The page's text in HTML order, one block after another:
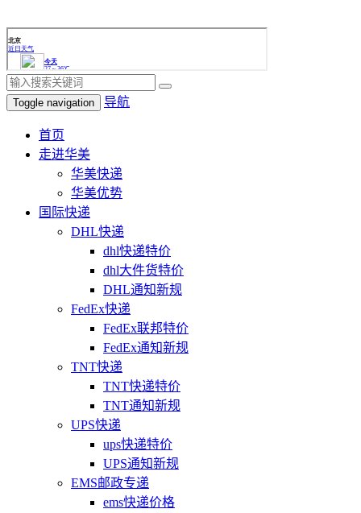
Toggle navigation 导航
首页
走进华美
华美快递
华美优势
国际快递
DHL快递
dhl快递特价
dhl大件货特价
DHL通知新规
FedEx快递
FedEx联邦特价
FedEx通知新规
TNT快递
TNT快递特价
TNT通知新规
UPS快递
ups快递特价
UPS通知新规
EMS邮政专递
ems快递价格